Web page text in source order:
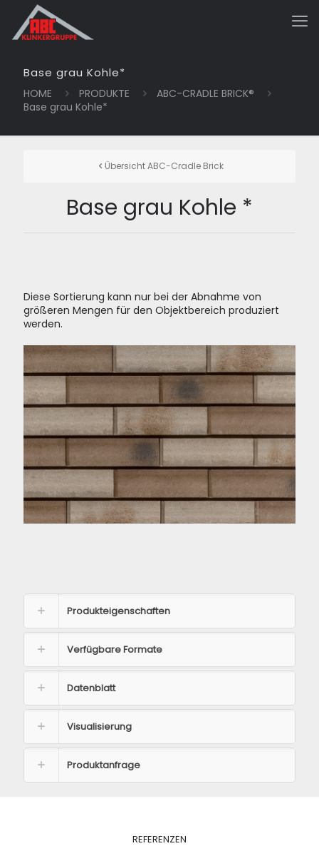
Base grau Kohle*
HOME PRODUKTE
ABC-CRADLE BRICK®
Base grau Kohle*
Übersicht ABC-Cradle Brick
Base grau Kohle *
Diese Sortierung kann nur bei der Abnahme von
größeren Mengen für den Objektbereich produziert
werden.
Produkteigenschaften
Verfügbare Formate
Datenblatt
Visualisierung
Produktanfrage
REFERENZEN